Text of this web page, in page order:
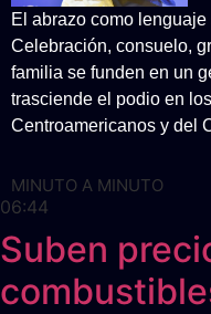
El abrazo como lenguaje
Celebración, consuelo,
familia se funden en un
trasciende el podio en
Centroamericanos y del
MINUTO A MINUTO
06:44
Suben